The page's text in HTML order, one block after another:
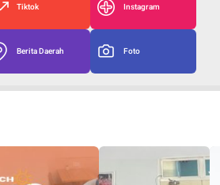
Tiktok Instagram
Berita Daerah Foto